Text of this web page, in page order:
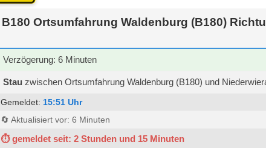
B180 Ortsumfahrung Waldenburg (B180)
Verzögerung: 6 Minuten
Stau zwischen Ortsumfahrung Waldenburg (B180) und
Gemeldet: 15:51 Uhr
🔄 Aktualisiert vor: 6 Minuten
⏱ gemeldet seit: 2 Stunden und 15 Minuten